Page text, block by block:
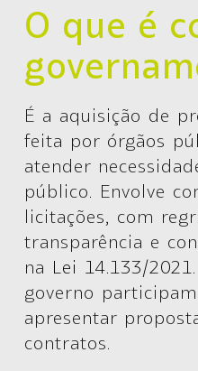
O que é
É a aquisição de
feita por órgãos
atender
público. Envolve
licitações, com
transparência e
na Lei 14.133/2021
governo
apresentar
contratos.